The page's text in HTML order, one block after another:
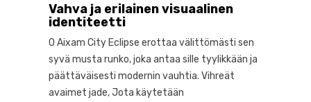
Vahva ja erilainen visuaalinen
identiteetti
0 Aixam City Eclipse erottaa välittömästi sen
syvä musta runko, joka antaa sille tyylikkään ja
päättäväisesti modernin vauhtia. Vihreät
avaimet jade, Jota käytetään